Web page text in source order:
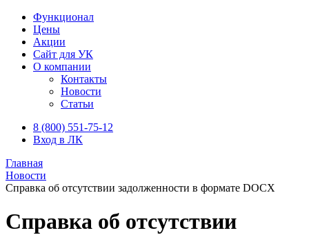
Функционал
Цены
Акции
Сайт для УК
О компании
Контакты
Новости
Статьи
8 (800) 551-75-12
Вход в ЛК
Главная
Новости
Справка об отсутствии задолженности в формате DOCX
Справка об отсутствии